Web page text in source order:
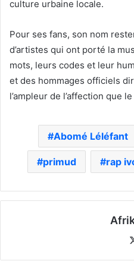
culture urbaine locale.
Pour ses fans, son nom
d’artistes qui ont porté la
mots, leurs codes et leur
et des hommages officiels
l’ampleur de l’affection que
Abomé Léléfant
primud rap